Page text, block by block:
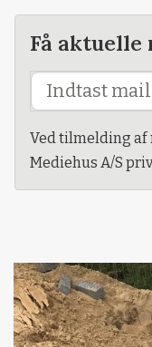
Få
Ved tilmelding af
Mediehus A/S